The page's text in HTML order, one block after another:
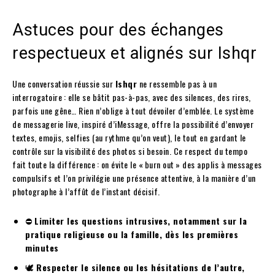
Astuces pour des échanges
respectueux et alignés sur Ishqr
Une conversation réussie sur Ishqr ne ressemble pas à un
interrogatoire : elle se bâtit pas-à-pas, avec des silences, des rires,
parfois une gêne… Rien n’oblige à tout dévoiler d’emblée. Le système
de messagerie live, inspiré d’iMessage, offre la possibilité d’envoyer
textes, emojis, selfies (au rythme qu’on veut), le tout en gardant le
contrôle sur la visibilité des photos si besoin. Ce respect du tempo
fait toute la différence : on évite le « burn out » des applis à messages
compulsifs et l’on privilégie une présence attentive, à la manière d’un
photographe à l’affût de l’instant décisif.
⛔ Limiter les questions intrusives, notamment sur la
pratique religieuse ou la famille, dès les premières
minutes
🕊️ Respecter le silence ou les hésitations de l’autre,